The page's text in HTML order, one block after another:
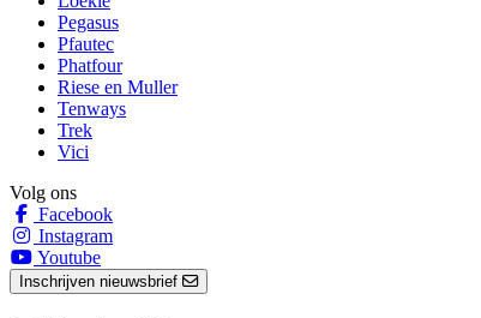
Pegasus
Pfautec
Phatfour
Riese en Muller
Tenways
Trek
Vici
Volg ons
Facebook
Instagram
Youtube
Inschrijven nieuwsbrief